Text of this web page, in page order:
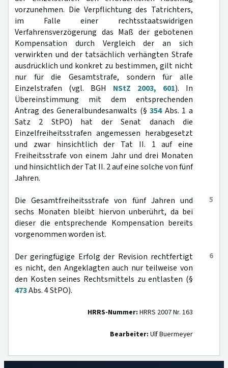
vorzunehmen. Die Verpflichtung des Tatrichters,
im Falle einer rechtsstaatswidrigen
Verfahrensverzögerung das Maß der gebotenen
Kompensation durch Vergleich der an sich
verwirkten und der tatsächlich verhängten Strafe
ausdrücklich und konkret zu bestimmen, gilt nicht
nur für die Gesamtstrafe, sondern für alle
Einzelstrafen (vgl. BGH NStZ 2003, 601). In
Übereinstimmung mit dem entsprechenden
Antrag des Generalbundesanwalts (§354Abs. 1 a
Satz 2 StPO) hat der Senat danach die
Einzelfreiheitsstrafen angemessen herabgesetzt
und zwar hinsichtlich der Tat II. 1 auf eine
Freiheitsstrafe von einem Jahr und drei Monaten
und hinsichtlich der Tat II. 2 auf eine solche von fünf
Jahren.
5
Die Gesamtfreiheitsstrafe von fünf Jahren und
sechs Monaten bleibt hiervon unberührt, da bei
dieser die entsprechende Kompensation bereits
vorgenommen worden ist.
6
Der geringfügige Erfolg der Revision rechtfertigt
es nicht, den Angeklagten auch nur teilweise von
den Kosten seines Rechtsmittels zu entlasten (§
473Abs. 4 StPO).
HRRS-Nummer: HRRS 2007 Nr. 163
Bearbeiter: Ulf Buermeyer